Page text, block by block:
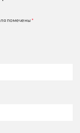
помечены*